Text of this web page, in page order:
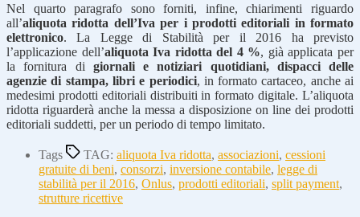
Nel quarto paragrafo sono forniti, infine, chiarimenti riguardo
all’aliquota ridotta dell’Iva per i prodotti editoriali in formato
elettronico. La Legge di Stabilità per il 2016 ha previsto
l’applicazione dell’aliquota Iva ridotta del 4 %, già applicata per
la fornitura di giornali e notiziari quotidiani, dispacci delle
agenzie di stampa, libri e periodici, in formato cartaceo, anche ai
medesimi prodotti editoriali distribuiti in formato digitale. L’aliquota
ridotta riguarderà anche la messa a disposizione on line dei prodotti
editoriali suddetti, per un periodo di tempo limitato.
Tags TAG: aliquota Iva ridotta, associazioni, cessioni
gratuite di beni, consorzi, inversione contabile, legge di
stabilità per il 2016, Onlus, prodotti editoriali, split payment,
strutture ricettive